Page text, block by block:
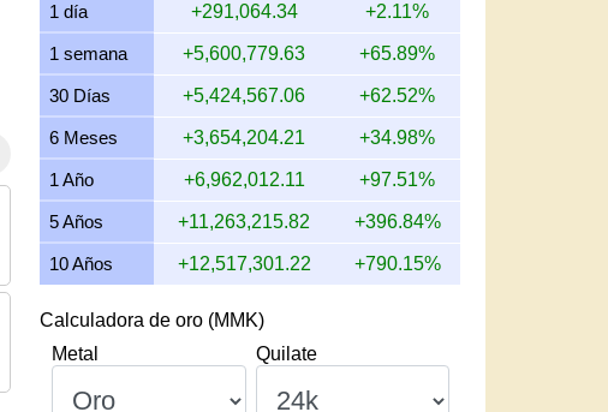
1 día +291,064.34 +2.11%
1 semana +5,600,779.63 +65.89%
30 Días +5,424,567.06 +62.52%
6 Meses +3,654,204.21 +34.98%
1 Año +6,962,012.11 +97.51%
5 Años +11,263,215.82 +396.84%
10 Años +12,517,301.22 +790.15%
Calculadora de oro (MMK)
Metal
Quilate